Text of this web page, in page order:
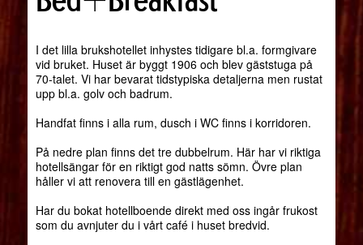
I det lilla brukshotellet inhystes tidigare bl.a. formgivare
vid bruket. Huset är byggt 1906 och blev gäststuga på
70-talet. Vi har bevarat tidstypiska detaljerna men rustat
upp bl.a. golv och badrum.
Handfat finns i alla rum, dusch i WC finns i korridoren.
På nedre plan finns det tre dubbelrum. Här har vi riktiga
hotellsängar för en riktigt god natts sömn. Övre plan
håller vi att renovera till en gästlägenhet.
Har du bokat hotellboende direkt med oss ingår frukost
som du avnjuter du i vårt café i huset bredvid.